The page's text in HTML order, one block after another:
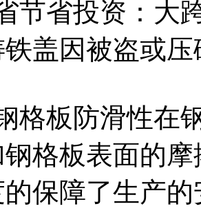
节省投资：大
盖因被盗或
格板防滑性在
格板表面的
保障了生产